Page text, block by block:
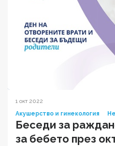
1 окт 2022
Акушерство и гинекология
Беседи за
за бебетo през